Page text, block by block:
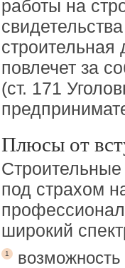
работы на
строительная
повлечет за
(ст. 171
Плюсы от
под страхом
широкий
1